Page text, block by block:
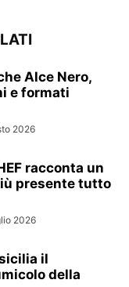
Alce Nero,
e formati
2026
racconta un
presente tutto
2026
il
della